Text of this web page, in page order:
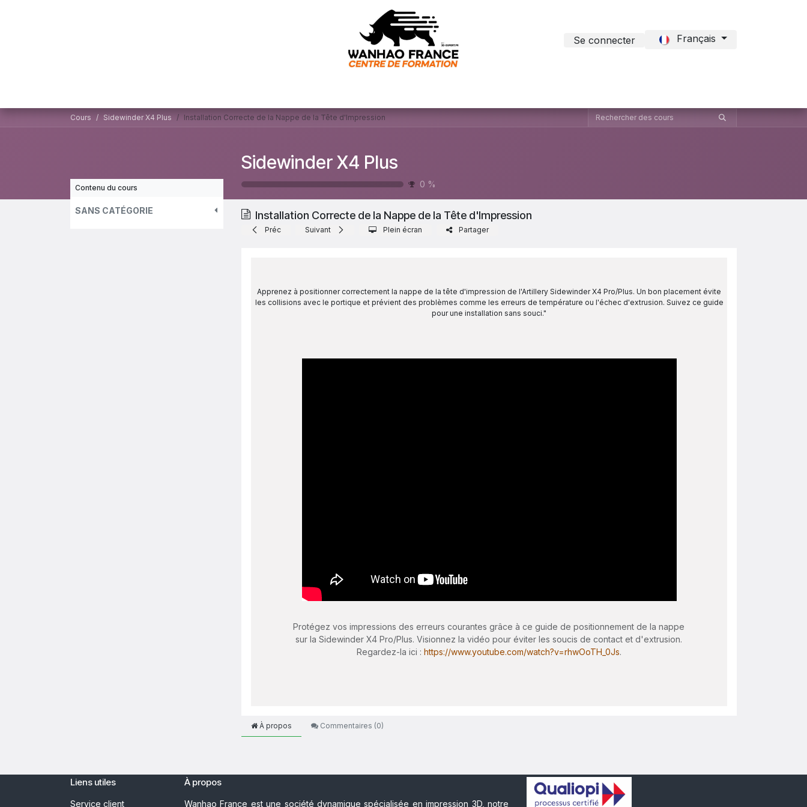
Se connecter Français
Cours Sidewinder X4 Plus Installation Correcte de la Nappe de la Tête d'Impression
Sidewinder X4 Plus
0 %
Contenu du cours
SANS CATÉGORIE Installation Correcte de la Nappe de la Tête d'Impression
Préc Suivant Plein écran Partager
Apprenez à positionner correctement la nappe de la tête d'impression de l'Artillery Sidewinder X4 Pro/Plus. Un bon placement évite
les collisions avec le portique et prévient des problèmes comme les erreurs de température ou l'échec d'extrusion. Suivez ce guide
pour une installation sans souci."
Protégez vos impressions des erreurs courantes grâce à ce guide de positionnement de la nappe
sur la Sidewinder X4 Pro/Plus. Visionnez la vidéo pour éviter les soucis de contact et d'extrusion.
Regardez-la ici : https://www.youtube.com/watch?v=rhwOoTH_0Js.
À propos Commentaires (0)
Liens utiles
Service client
À propos
Wanhao France est une société dynamique spécialisée en impression 3D, notre